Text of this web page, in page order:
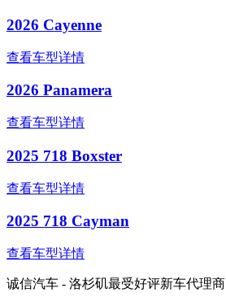
2026 Cayenne
查看车型详情
2026 Panamera
查看车型详情
2025 718 Boxster
查看车型详情
2025 718 Cayman
查看车型详情
诚信汽车 - 洛杉矶最受好评新车代理商